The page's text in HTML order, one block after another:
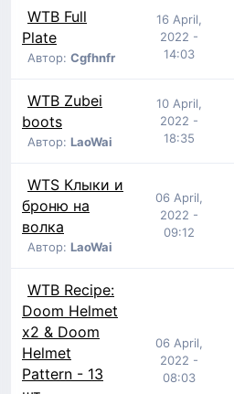
WTB Full
Plate
Автор: Cgfhnfr
16 April,
2022 -
14:03
WTB Zubei
boots
Автор: LaoWai
10 April,
2022 -
18:35
WTS Клыки и
броню на
волка
Автор: LaoWai
06 April,
2022 -
09:12
WTB Recipe:
Doom Helmet
x2 & Doom
Helmet
Pattern - 13
06 April,
2022 -
08:03